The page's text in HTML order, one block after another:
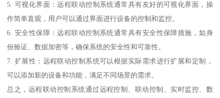
5. 可视化界面：远程联动控制系统通常具有友好的可视化界面，操
作简单直观，用户可以通过界面进行设备的控制和监控。
6. 安全性保障：远程联动控制系统通常具有安全性保障措施，如身
份验证、数据加密等，确保系统的安全性和可靠性。
7. 扩展性：远程联动控制系统可以根据实际需求进行扩展和定制，
可以添加新的设备和功能，满足不同场景的需求。
总之，远程联动控制系统通过远程控制、联动控制、实时监控、数